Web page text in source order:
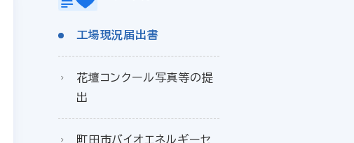
工場現況届出書
花壇コンクール写真等の提
出
町田市バイオエネルギーセ